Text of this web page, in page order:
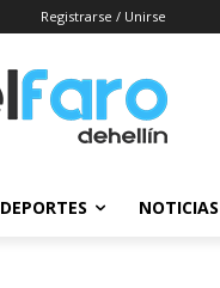
Registrarse / Unirse
DEPORTES NOTICIAS